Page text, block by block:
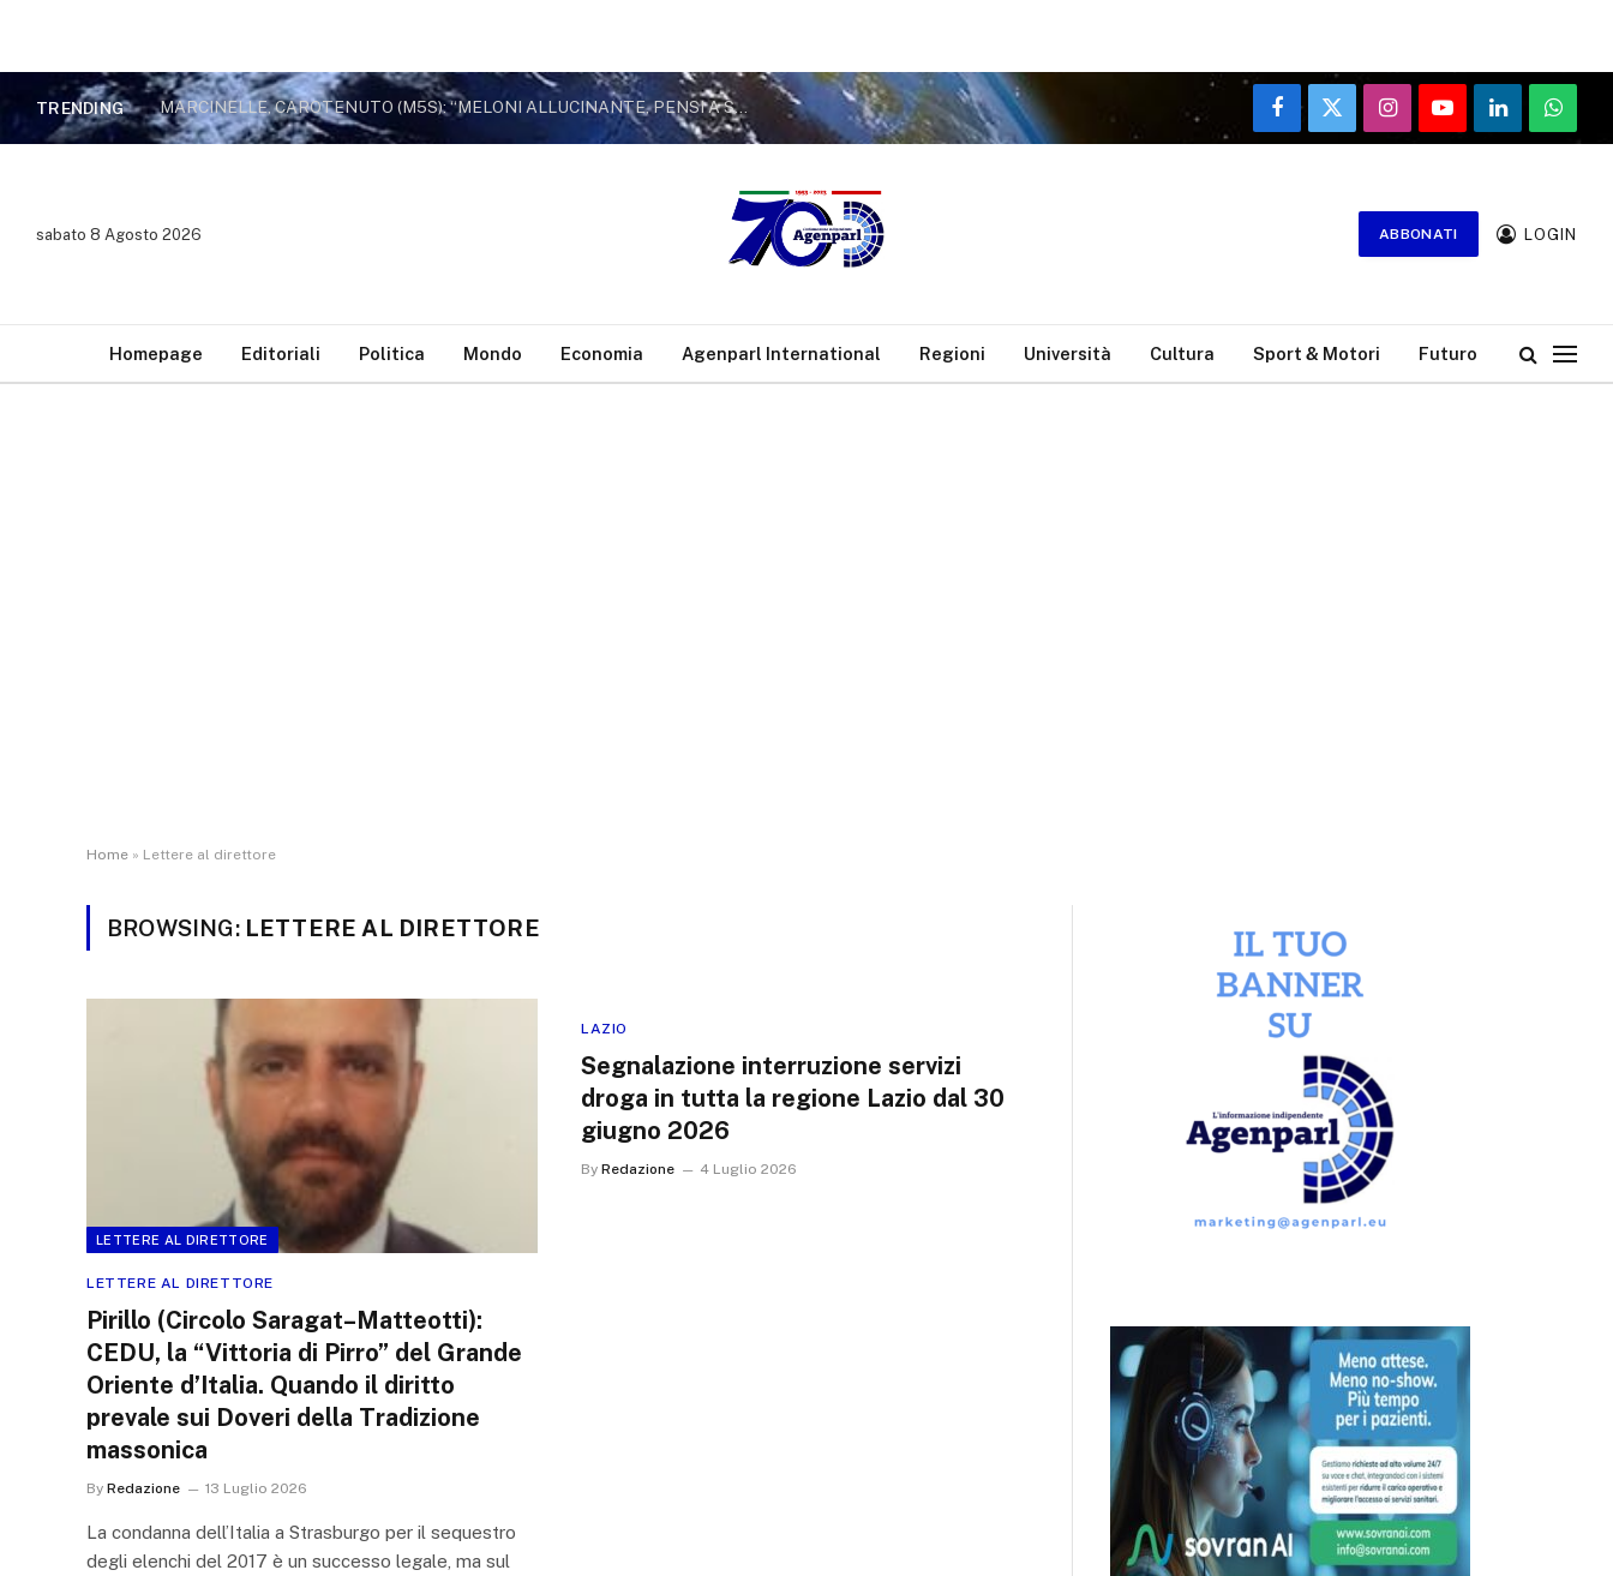
TRENDING MARCINELLE, CAROTENUTO (M5S): “MELONI ALLUCINANTE, PENSI A SICUREZZA SU LAVORO
Facebook
X
(Twitter)
InstagramYouTubeLinkedIn
sabato 8 Agosto 2026 ABBONATI LOGIN
Homepage Editoriali Politica Mondo Economia Agenparl International Regioni Università Cultura Sport & Motori Futuro
Home » Lettere al direttore
BROWSING: LETTERE AL DIRETTORE
LETTERE AL DIRETTORE
LETTERE AL DIRETTORE
Pirillo (Circolo Saragat–Matteotti):
CEDU, la “Vittoria di Pirro” del Grande
Oriente d’Italia. Quando il diritto
prevale sui Doveri della Tradizione
massonica
By Redazione 13 Luglio 2026
La condanna dell’Italia a Strasburgo per il sequestro
degli elenchi del 2017 è un successo legale, ma sul
LAZIO
Segnalazione interruzione servizi
droga in tutta la regione Lazio dal 30
giugno 2026
By Redazione 4 Luglio 2026